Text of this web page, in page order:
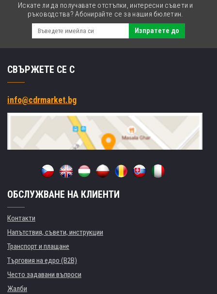
Искате ли да получавате отстъпки, интересни съвети и
ръководства? Абонирайте се за нашия бюлетин.
Изпратете до
СВЪРЖЕТЕ СЕ С
info@cdrmarket.bg
ОБСЛУЖВАНЕ НА КЛИЕНТИ
Контакти
Напътствия, съвети, инструкции
Транспорт и плащане
Търговия на едро (B2B)
Често задавани въпроси
Жалби